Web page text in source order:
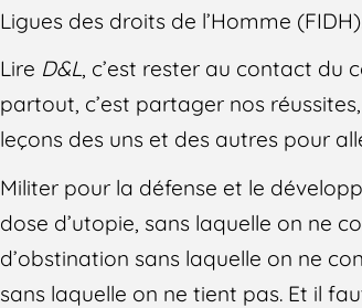
Ligues des droits de l’Homme
Lire D&L, c’est rester au contact du
partout, c’est partager nos
leçons des uns et des autres pour
Militer pour la défense et le
dose d’utopie, sans laquelle on ne
d’obstination sans laquelle on ne
sans laquelle on ne tient pas. Et il